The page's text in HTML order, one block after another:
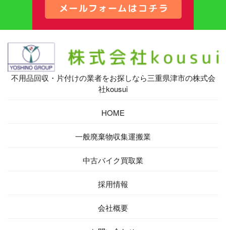
不用品回収・片付けの業者をお探しなら三重県津市の株式会
社kousui
HOME
一般廃棄物収集運搬業
中古バイク買取業
採用情報
会社概要